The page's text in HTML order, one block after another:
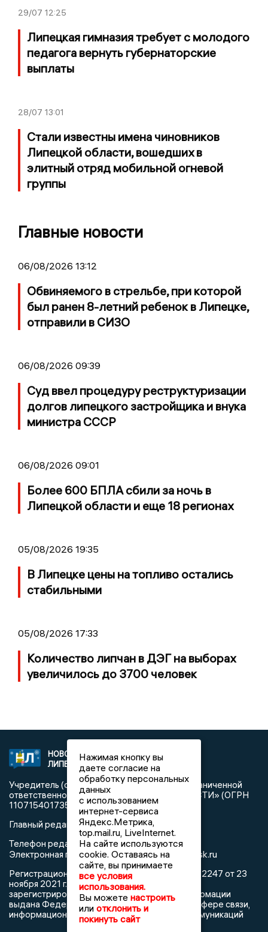
29/07 12:25
Липецкая гимназия требует с молодого
педагога вернуть губернаторские
выплаты
28/07 13:01
Стали известны имена чиновников
Липецкой области, вошедших в
элитный отряд мобильной огневой
группы
Главные новости
06/08/2026 13:12
Обвиняемого в стрельбе, при которой
был ранен 8-летний ребенок в Липецке,
отправили в СИЗО
06/08/2026 09:39
Суд ввел процедуру реструктуризации
долгов липецкого застройщика и внука
министра СССР
06/08/2026 09:01
Более 600 БПЛА сбили за ночь в
Липецкой области и еще 18 регионах
05/08/2026 19:35
В Липецке цены на топливо остались
стабильными
05/08/2026 17:33
Количество липчан в ДЭГ на выборах
увеличилось до 3700 человек
НОВОСТИ
ЛИПЕЦКА
2021 © NEWSLIPETSK.RU | СИ
«Новости Липецка»
Учредитель (соучредители): Общество с ограниченной
ответственностью «РЕГИОНАЛЬНЫЕ НОВОСТИ» (ОГРН
1107154017354)
Главный редактор: Герцог Е.Г.
Телефон редакции: +7 903 699 9427
Электронная почта редакции:info@newslipetsk.ru
Регистрационный номер: серия Эл № ФС77-82247 от 23
ноября 2021 г. согласно выписке из реестра
зарегистрированных средств массовой информации
выдана Федеральной службой по надзору в сфере связи,
информационных технологий и массовых коммуникаций
Нажимая кнопку вы
даете согласие на
обработку персональных
данных
с использованием
интернет-сервиса
Яндекс.Метрика,
top.mail.ru, LiveInternet.
На сайте используются
cookie. Оставаясь на
сайте, вы принимаете
все условия
использования.
Вы можете настроить
или отклонить и
покинуть сайт